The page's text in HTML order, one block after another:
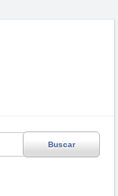
Buscar